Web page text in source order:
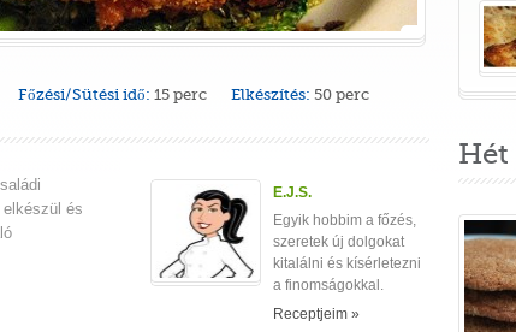
Főzési/Sütési idő: 15 perc Elkészítés: 50 perc
és
E.J.S.
Egyik hobbim a főzés,
szeretek új dolgokat
kitalálni és kísérletezni
a finomságokkal.
Receptjeim »
Hét